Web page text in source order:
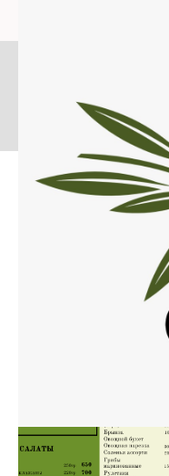
Нажмите на